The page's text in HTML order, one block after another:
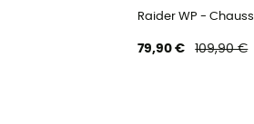
Raider WP -
79,90 € 109,90 €